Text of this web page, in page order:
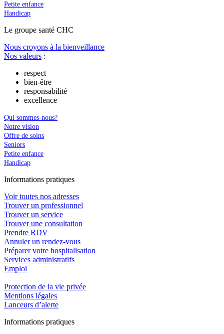
Petite enfance
Handicap
Le groupe santé CHC
Nous croyons à la bienveillance
Nos valeurs :
respect
bien-être
responsabilité
excellence
Qui sommes-nous?
Notre vision
Offre de soins
Seniors
Petite enfance
Handicap
Informations pratiques
Voir toutes nos adresses
Trouver un professionnel
Trouver un service
Trouver une consultation
Prendre RDV
Annuler un rendez-vous
Préparer votre hospitalisation
Services administratifs
Emploi​
Protection de la vie privée
Mentions légales
Lanceurs d’alerte
Informations pratiques